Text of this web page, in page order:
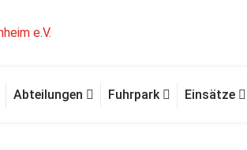
Abteilungen Fuhrpark Einsätze